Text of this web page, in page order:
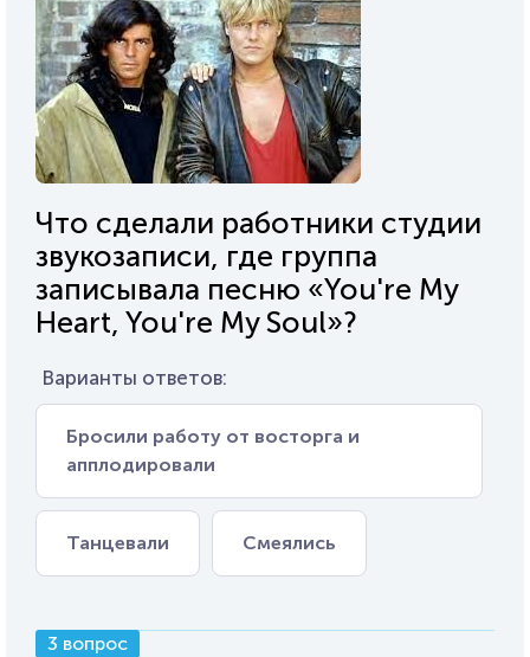
Что сделали работники студии
звукозаписи, где группа
записывала песню «You're My
Heart, You're My Soul»?
Варианты ответов:
Бросили работу от восторга и
апплодировали
Танцевали Смеялись
3 вопрос